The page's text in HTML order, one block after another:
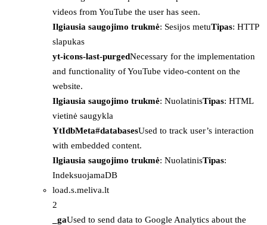
videos from YouTube the user has seen.
Ilgiausia saugojimo trukmė: Sesijos metuTipas: HTTP
slapukas
yt-icons-last-purgedNecessary for the implementation
and functionality of YouTube video-content on the
website.
Ilgiausia saugojimo trukmė: NuolatinisTipas: HTML
vietinė saugykla
YtIdbMeta#databasesUsed to track user’s interaction
with embedded content.
Ilgiausia saugojimo trukmė: NuolatinisTipas:
IndeksuojamaDB
load.s.meliva.lt
2
_gaUsed to send data to Google Analytics about the